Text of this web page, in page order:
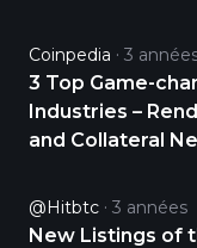
updates! https://
Coinpedia 3
3 Top Game-
Industries –
and Collateral
@hitbtc 3 années
New Listings of the